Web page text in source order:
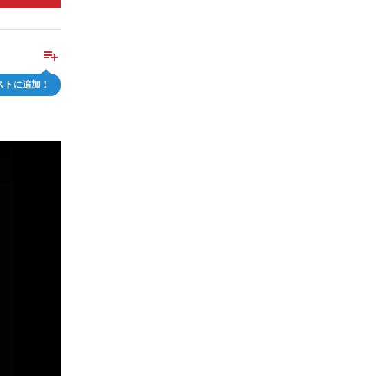
playlist_add
トに追加！